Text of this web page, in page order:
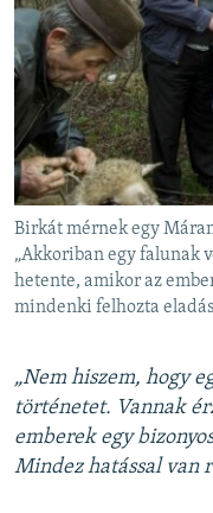
Birkát mérnek egy
„Akkoriban egy falunak
hetente, amikor az
mindenki felhozta
„Nem hiszem, hogy
történetet. Vannak
emberek egy
Mindez hatással van